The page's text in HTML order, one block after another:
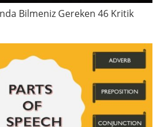
Bilmeniz Gereken 46 Kritik